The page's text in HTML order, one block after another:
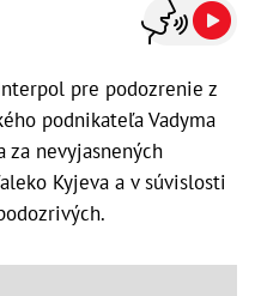
pre podozrenie z
podnikateľa Vadyma
za nevyjasnených
Kyjeva a v súvislosti